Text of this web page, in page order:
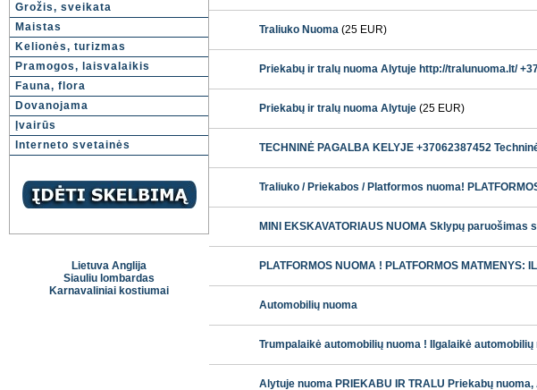
Grožis, sveikata
Maistas
Kelionės, turizmas
Pramogos, laisvalaikis
Fauna, flora
Dovanojama
Įvairūs
Interneto svetainės
Lietuva Anglija
Siauliu lombardas
Karnavaliniai kostiumai
Traliuko Nuoma (25 EUR)
Priekabų ir tralų nuoma Alytuje http://tralunuoma.lt/
Priekabų ir tralų nuoma Alytuje (25 EUR)
TECHNINĖ PAGALBA KELYJE +37062387452
Traliuko / Priekabos / Platformos nuoma!
MINI EKSKAVATORIAUS NUOMA Sklypų
PLATFORMOS NUOMA ! PLATFORMOS
Automobilių nuoma
Trumpalaikė automobilių nuoma ! Ilgalaikė
Alytuje nuoma PRIEKABU IR TRALU Priekabų